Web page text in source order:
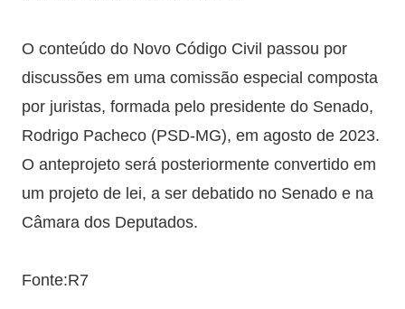
O conteúdo do Novo Código Civil passou por
discussões em uma comissão especial composta
por juristas, formada pelo presidente do Senado,
Rodrigo Pacheco (PSD-MG), em agosto de 2023.
O anteprojeto será posteriormente convertido em
um projeto de lei, a ser debatido no Senado e na
Câmara dos Deputados.
Fonte:R7